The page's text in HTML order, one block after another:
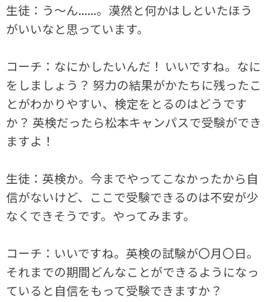
生徒：う～ん......。漠然と何かはしといたほう
がいいなと思っています。
コーチ：なにかしたいんだ！ いいですね。なに
をしましょう？ 努力の結果がかたちに残ったこ
とがわかりやすい、検定をとるのはどうです
か？ 英検だったら松本キャンパスで受験ができ
ますよ！
生徒：英検か。今までやってこなかったから自
信がないけど、ここで受験できるのは不安が少
なくできそうです。やってみます。
コーチ：いいですね。英検の試験が〇月〇日。
それまでの期間どんなことができるようになっ
ていると自信をもって受験できますか？